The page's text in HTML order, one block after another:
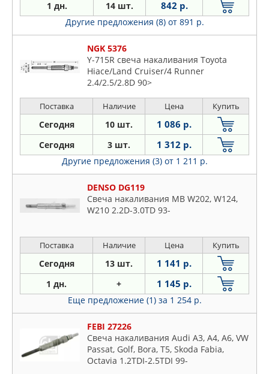
1 дн. 14 шт. 842 р.
Другие предложения (8) от 891 р.
NGK 5376
Y-715R свеча накаливания Toyota
Hiace/Land Cruiser/4 Runner
2.4/2.5/2.8D 90>
Поставка Наличие Цена Купить
Сегодня 10 шт. 1 086 р.
Сегодня 3 шт. 1 312 р.
Другие предложения (3) от 1 211 р.
DENSO DG119
Свеча накаливания MB W202, W124,
W210 2.2D-3.0TD 93-
Поставка Наличие Цена Купить
Сегодня 13 шт. 1 141 р.
1 дн. + 1 145 р.
Еще предложение (1) за 1 254 р.
FEBI 27226
Свеча накаливания Audi A3, A4, A6, VW
Passat, Golf, Bora, T5, Skoda Fabia,
Octavia 1.2TDI-2.5TDI 99-